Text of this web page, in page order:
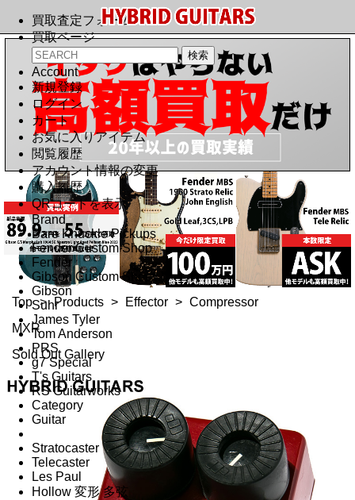
買取査定フォーム
買取ページ
Account
新規登録
ログイン
カート
お気に入りアイテム
閲覧履歴
アカウント情報の変更
購入履歴
QRコードを表示
Brand
Bare Knuckle Pickups
Fender Custom Shop
Fender
Gibson Custom Shop
Gibson
Suhr
James Tyler
Tom Anderson
PRS
g7 Special
T's Guitars
RS Guitarworks
Category
Guitar
Stratocaster
Telecaster
Les Paul
Hollow 変形 多弦
Top > Products > Effector > Compressor
MXR
Sold Out Gallery